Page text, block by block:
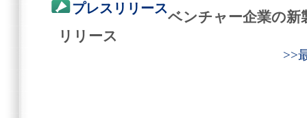
プレスリリース
ベンチャー企業の新
リリース
>>